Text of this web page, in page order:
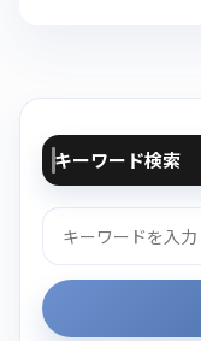
キーワード検索
検